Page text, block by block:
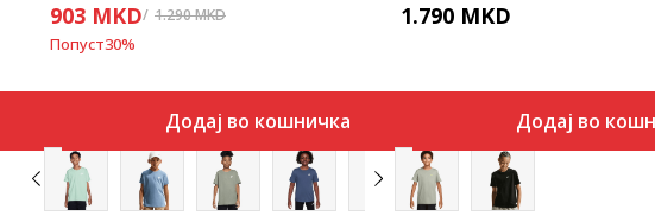
903 MKD 1.290MKD
Попуст30%
Додај во кошничка
1.790 MKD
Додај во